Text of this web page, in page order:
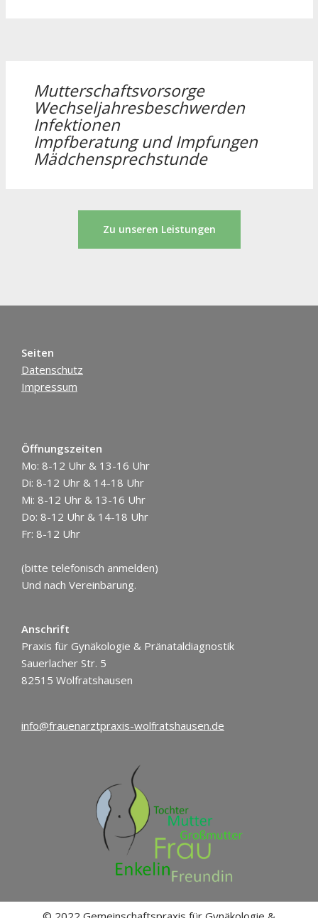
Mutterschaftsvorsorge
Wechseljahresbeschwerden
Infektionen
Impfberatung und Impfungen
Mädchensprechstunde
Zu unseren Leistungen
Seiten
Datenschutz
Impressum
Öffnungszeiten
Mo: 8-12 Uhr & 13-16 Uhr
Di: 8-12 Uhr & 14-18 Uhr
Mi: 8-12 Uhr & 13-16 Uhr
Do: 8-12 Uhr & 14-18 Uhr
Fr: 8-12 Uhr
(bitte telefonisch anmelden)
Und nach Vereinbarung.
Anschrift
Praxis für Gynäkologie & Pränataldiagnostik
Sauerlacher Str. 5
82515 Wolfratshausen
info@frauenarztpraxis-wolfratshausen.de